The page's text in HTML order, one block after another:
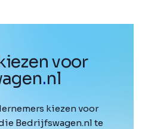
voor
.nl
kiezen voor
Bedrijfswagen.nl te